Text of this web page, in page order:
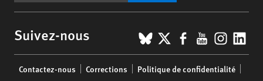
Suivez-nous BlueSky
X Facebook
YouTube
menu
Contactez-nous Corrections Politique de confidentialité